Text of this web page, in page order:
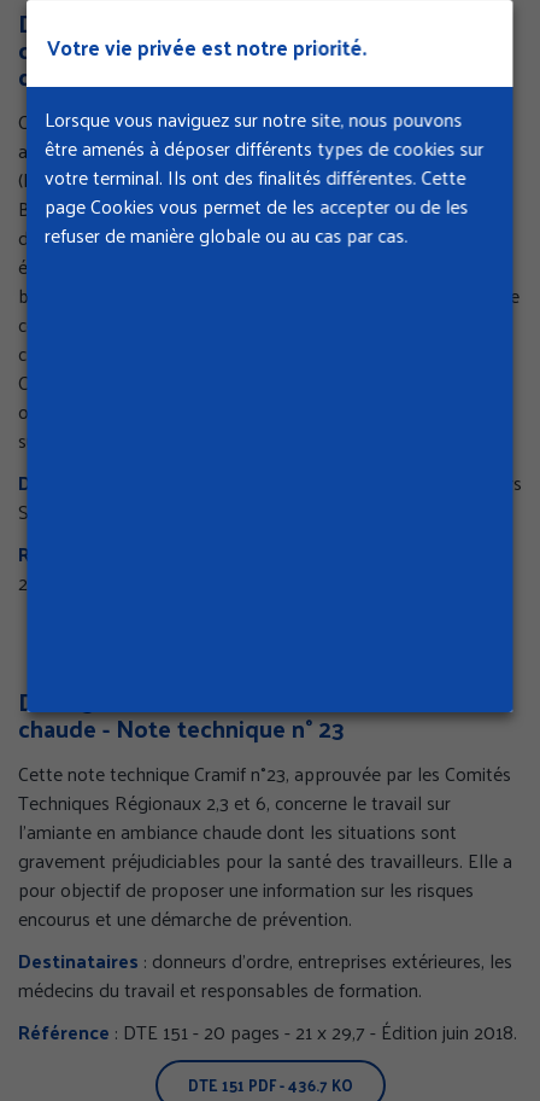
Votre vie privée est notre priorité.
Lorsque vous naviguez sur notre site, nous pouvons
être amenés à déposer différents types de cookies sur
votre terminal. Ils ont des finalités différentes. Cette
page Cookies vous permet de les accepter ou de les
refuser de manière globale ou au cas par cas.
GÉRER MES PRÉFÉRENCES
TOUT ACCEPTER
Politique de confidentialité
DTE 200 - Prévenir les TMS et diminuer les
contraintes physiques lors des travaux de
désamiantage
Ce guide de bonnes pratiques a été réalisé à partir d'une
action menée sur le chantier de désamiantage de Jussieu
(Paris 75005), par la Cramif, l'ARACT et des entreprises de
BTP présentes sur le site. A partir de multiples observations
des situations de travail en zone confinée, ont été mises en
évidence de nombreuses causes de TMS : manutention des
big bags, pénibilité lors du burinage du béton, inadaptation de
certains outils, contraintes des EPI, implication d'une forte
charge mentale...
Ces constats ont permis l'élaboration de fiches techniques et
organisationnelles visant à améliorer les conditions de travail
sur les chantiers de désamiantage.
Destinataires
: entreprises de désamiantage, coordonnateurs
SPS, médecins du travail...
Référence
2007.
DTE 151 - Travail sur l’amiante en ambiance
chaude - Note technique n° 23
Cette note technique Cramif n°23, approuvée par les Comités
Techniques Régionaux 2,3 et 6, concerne le travail sur
l’amiante en ambiance chaude dont les situations sont
gravement préjudiciables pour la santé des travailleurs. Elle a
pour objectif de proposer une information sur les risques
encourus et une démarche de prévention.
Destinataires : donneurs d’ordre, entreprises extérieures, les
médecins du travail et responsables de formation.
Référence : DTE 151 - 20 pages - 21 x 29,7 - Édition juin 2018.
DTE 151 PDF - 436.7 KO